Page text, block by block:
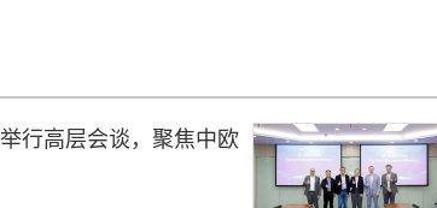
行高层会谈，聚焦中欧